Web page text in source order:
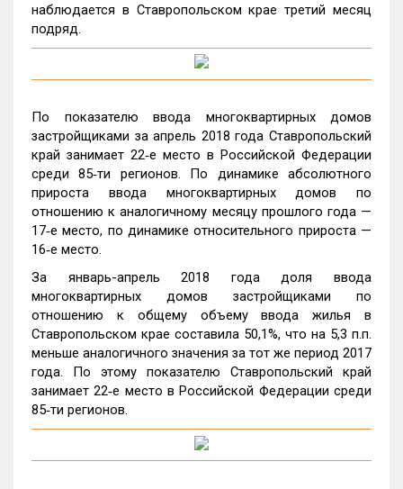
наблюдается в Ставропольском крае третий месяц
подряд.
По показателю ввода многоквартирных домов
застройщиками за апрель 2018 года Ставропольский
край занимает 22‑е место в Российской Федерации
среди 85‑ти регионов. По динамике абсолютного
прироста ввода многоквартирных домов по
отношению к аналогичному месяцу прошлого года —
17‑е место, по динамике относительного прироста —
16‑е место.
За январь-апрель 2018 года доля ввода
многоквартирных домов застройщиками по
отношению к общему объему ввода жилья в
Ставропольском крае составила 50,1%, что на 5,3 п.п.
меньше аналогичного значения за тот же период 2017
года. По этому показателю Ставропольский край
занимает 22‑е место в Российской Федерации среди
85‑ти регионов.